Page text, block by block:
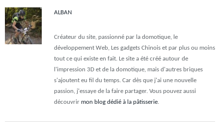
ALBAN
Créateur du site, passionné par la domotique, le
développement Web, Les gadgets Chinois et par plus ou moins
tout ce qui existe en fait. Le site a été créé autour de
l'impression 3D et de la domotique, mais d'autres briques
s'ajoutent eu fil du temps. Car dès que j'ai une nouvelle
passion, j'essaye de la faire partager. Vous pouvez aussi
découvrir mon blog dédié à la pâtisserie.